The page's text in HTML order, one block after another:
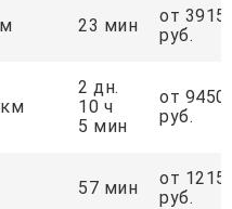
23 мин
от 3915
руб.
2 дн.
10 ч
5 мин
от
руб.
57 мин
от 1215
руб.